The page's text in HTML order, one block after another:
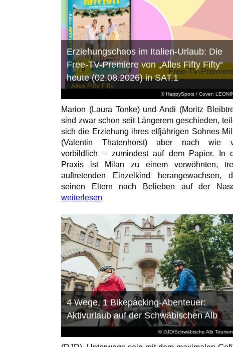
© HappySpots / Cover:
Erziehungschaos im Italien-Urlaub: Die
Free-TV-Premiere von „Alles Fifty Fifty“
heute (02.08.2026) in SAT.1
Marion (Laura Tonke) und Andi (Moritz
sind zwar schon seit Längerem geschieden,
sich die Erziehung ihres elfjährigen Sohnes
(Valentin Thatenhorst) aber nach wie
vorbildlich – zumindest auf dem Papier. In
Praxis ist Milan zu einem verwöhnten,
auftretenden Einzelkind herangewachsen,
seinen Eltern nach Belieben auf der
weiterlesen
© DJD/Schwäbische Alb
4 Wege, 1 Bikepacking-Abenteuer:
Aktivurlaub auf der Schwäbischen Alb